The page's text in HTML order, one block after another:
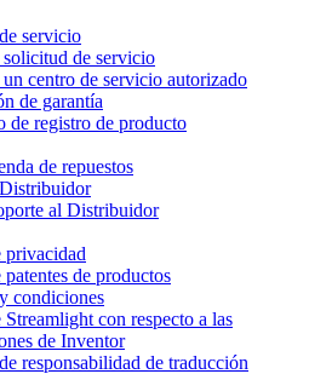
servicio
de servicio
centro de servicio autorizado
de garantía
de registro de producto
de repuestos
al Distribuidor
privacidad
de productos
condiciones
con respecto a las
de Inventor
responsabilidad de traducción